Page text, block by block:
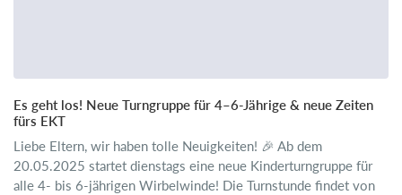
Es geht los! Neue Turngruppe für 4–6-Jährige & neue Zeiten
fürs EKT
Liebe Eltern, wir haben tolle Neuigkeiten! 🎉 Ab dem
20.05.2025 startet dienstags eine neue Kinderturngruppe für
alle 4- bis 6-jährigen Wirbelwinde! Die Turnstunde findet von